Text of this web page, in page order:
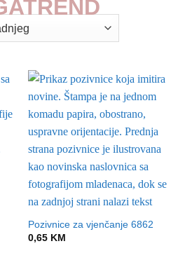
Pozivnice za vjenčanje 6862
0,65 KM